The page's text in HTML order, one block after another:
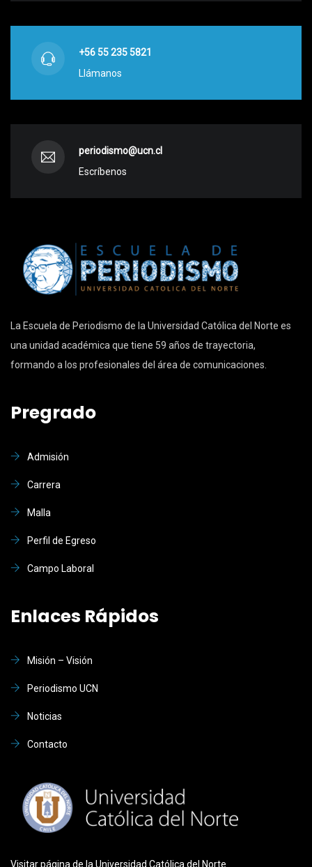
+56 55 235 5821
Llámanos
periodismo@ucn.cl
Escríbenos
La Escuela de Periodismo de la Universidad Católica del Norte es
una unidad académica que tiene 59 años de trayectoria,
formando a los profesionales del área de comunicaciones.
Pregrado
Admisión
Carrera
Malla
Perfil de Egreso
Campo Laboral
Enlaces Rápidos
Misión – Visión
Periodismo UCN
Noticias
Contacto
Visitar página de la Universidad Católica del Norte